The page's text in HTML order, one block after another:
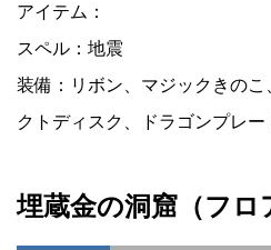
アイテム：
スペル：地震
装備：リボン、マジックきの
クトディスク、ドラゴンプレー
埋蔵金の洞窟（フロ